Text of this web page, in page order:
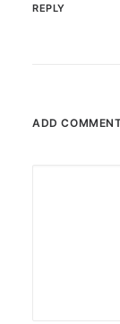
REPLY
ADD